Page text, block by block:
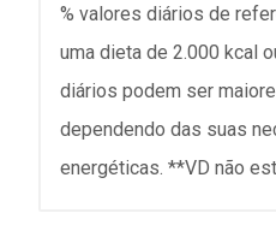
% valores diários de
uma dieta de 2.000 kcal
diários podem ser
dependendo das suas
energéticas. **VD não